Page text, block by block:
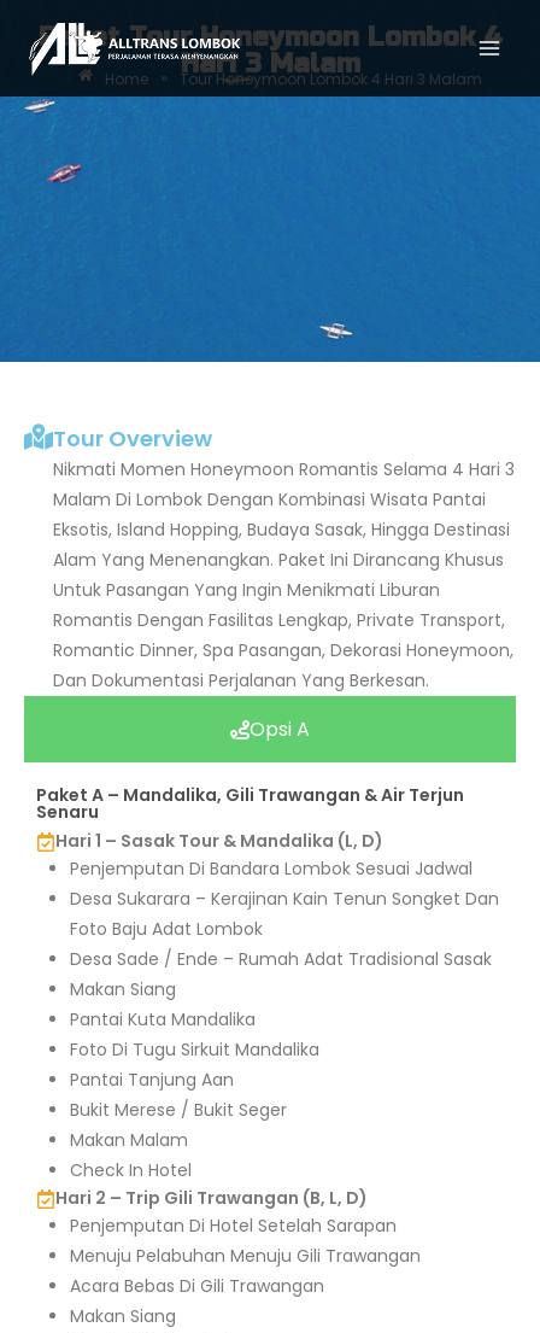
Paket Tour Honeymoon Lombok 4
Hari 3 Malam
Home » Tour Honeymoon Lombok 4 Hari 3 Malam
Tour Overview
Nikmati Momen Honeymoon Romantis Selama 4 Hari 3
Malam Di Lombok Dengan Kombinasi Wisata Pantai
Eksotis, Island Hopping, Budaya Sasak, Hingga Destinasi
Alam Yang Menenangkan. Paket Ini Dirancang Khusus
Untuk Pasangan Yang Ingin Menikmati Liburan
Romantis Dengan Fasilitas Lengkap, Private Transport,
Romantic Dinner, Spa Pasangan, Dekorasi Honeymoon,
Dan Dokumentasi Perjalanan Yang Berkesan.
Opsi A
Paket A – Mandalika, Gili Trawangan & Air Terjun
Senaru
Hari 1 – Sasak Tour & Mandalika (L, D)
Penjemputan Di Bandara Lombok Sesuai Jadwal
Desa Sukarara – Kerajinan Kain Tenun Songket Dan
Foto Baju Adat Lombok
Desa Sade / Ende – Rumah Adat Tradisional Sasak
Makan Siang
Pantai Kuta Mandalika
Foto Di Tugu Sirkuit Mandalika
Pantai Tanjung Aan
Bukit Merese / Bukit Seger
Makan Malam
Check In Hotel
Hari 2 – Trip Gili Trawangan (B, L, D)
Penjemputan Di Hotel Setelah Sarapan
Menuju Pelabuhan Menuju Gili Trawangan
Acara Bebas Di Gili Trawangan
Makan Siang